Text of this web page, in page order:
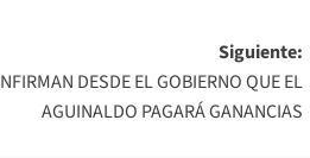
Siguiente:
DESDE EL GOBIERNO QUE EL
AGUINALDO PAGARÁ GANANCIAS